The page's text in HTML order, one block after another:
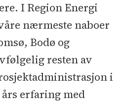
I Region Energi
nærmeste naboer
Bodø og
resten av
i
erfaring med